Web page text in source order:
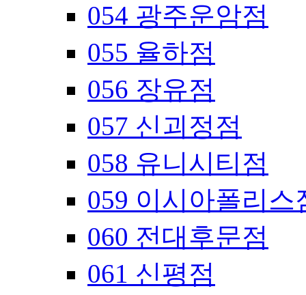
054 광주운암점
055 율하점
056 장유점
057 신괴정점
058 유니시티점
059 이시아폴리스
060 전대후문점
061 신평점